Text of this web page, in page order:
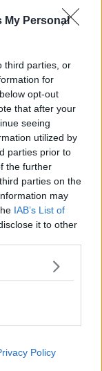
My Personal
third parties, or
for
opt-out
that after your
seeing
utilized by
parties prior to
the further
parties on the
may
IAB’s List of
it to other
Policy